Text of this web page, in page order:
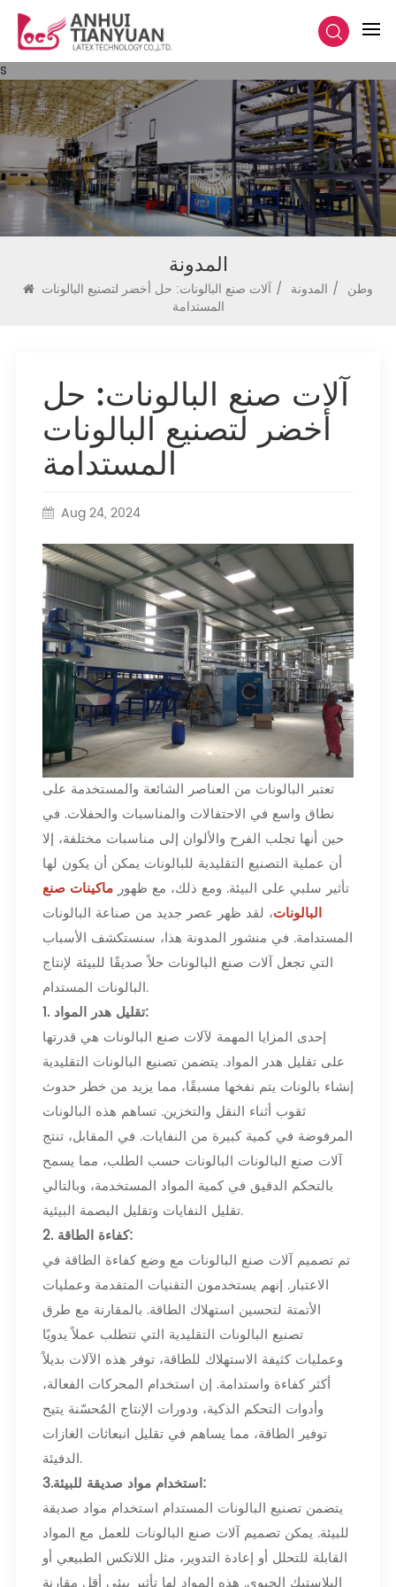
s
المدونة
وطن / المدونة / آلات صنع البالونات: حل أخضر لتصنيع البالونات
المستدامة
آلات صنع البالونات: حل
أخضر لتصنيع البالونات
المستدامة
Aug 24, 2024
تعتبر البالونات من العناصر الشائعة والمستخدمة على
نطاق واسع في الاحتفالات والمناسبات والحفلات. في
حين أنها تجلب الفرح والألوان إلى مناسبات مختلفة، إلا
أن عملية التصنيع التقليدية للبالونات يمكن أن يكون لها
تأثير سلبي على البيئة. ومع ذلك، مع ظهورماكينات صنع
البالونات، لقد ظهر عصر جديد من صناعة البالونات
المستدامة. في منشور المدونة هذا، سنستكشف الأسباب
التي تجعل آلات صنع البالونات حلاً صديقًا للبيئة لإنتاج
البالونات المستدام.
1. تقليل هدر المواد:
إحدى المزايا المهمة لآلات صنع البالونات هي قدرتها
على تقليل هدر المواد. يتضمن تصنيع البالونات التقليدية
إنشاء بالونات يتم نفخها مسبقًا، مما يزيد من خطر حدوث
ثقوب أثناء النقل والتخزين. تساهم هذه البالونات
المرفوضة في كمية كبيرة من النفايات. في المقابل، تنتج
آلات صنع البالونات البالونات حسب الطلب، مما يسمح
بالتحكم الدقيق في كمية المواد المستخدمة، وبالتالي
تقليل النفايات وتقليل البصمة البيئية.
2. كفاءة الطاقة:
تم تصميم آلات صنع البالونات مع وضع كفاءة الطاقة في
الاعتبار. إنهم يستخدمون التقنيات المتقدمة وعمليات
الأتمتة لتحسين استهلاك الطاقة. بالمقارنة مع طرق
تصنيع البالونات التقليدية التي تتطلب عملاً يدويًا
وعمليات كثيفة الاستهلاك للطاقة، توفر هذه الآلات بديلاً
أكثر كفاءة واستدامة. إن استخدام المحركات الفعالة،
وأدوات التحكم الذكية، ودورات الإنتاج المُحسّنة يتيح
توفير الطاقة، مما يساهم في تقليل انبعاثات الغازات
الدفيئة.
3.استخدام مواد صديقة للبيئة:
يتضمن تصنيع البالونات المستدام استخدام مواد صديقة
للبيئة. يمكن تصميم آلات صنع البالونات للعمل مع المواد
القابلة للتحلل أو إعادة التدوير، مثل اللاتكس الطبيعي أو